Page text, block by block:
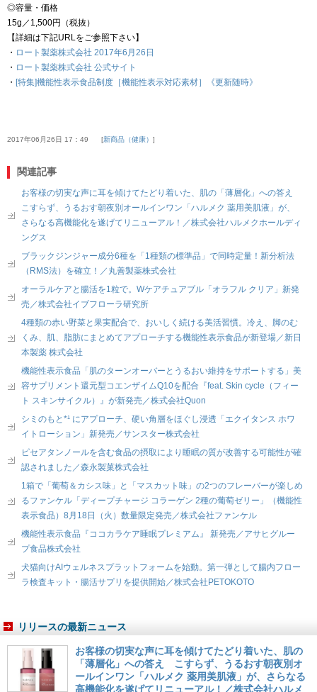
◎容量・価格
15g／1,500円（税抜）
【詳細は下記URLをご参照下さい】
・ ロート製薬株式会社 2017年6月26日
・ ロート製薬株式会社 公式サイト
・ [特集]機能性表示食品制度［機能性表示対応素材］《更新随時》
2017年06月26日 17：49 新商品（健康）
関連記事
お客様の切実な声に耳を傾けてたどり着いた、肌の「薄層化」への答え
こすらず、うるおす朝夜別オールインワン「ハルメク 薬用美肌液」が、
さらなる高機能化を遂げてリニューアル！／株式会社ハルメクホールディ
ングス
ブラックジンジャー成分6種を「1種類の標準品」で同時定量！新分析法
（RMS法）を確立！／丸善製薬株式会社
オーラルケアと腸活を1粒で。Wケアチュアブル「オラフル クリア」新発
売／株式会社イブフローラ研究所
4種類の赤い野菜と果実配合で、おいしく続ける美活習慣。冷え、脚のむ
くみ、肌、脂肪にまとめてアプローチする機能性表示食品が新登場／新日
本製薬 株式会社
機能性表示食品「肌のターンオーバーとうるおい維持をサポートする」美
容サプリメント還元型コエンザイムQ10を配合『feat. Skin cycle（フィー
ト スキンサイクル）』が新発売／株式会社Quon
シミのもと*¹ にアプローチ、硬い角層をほぐし浸透「エクイタンス ホワ
イトローション」新発売／サンスター株式会社
ピセアタンノールを含む食品の摂取により睡眠の質が改善する可能性が確
認されました／森永製菓株式会社
1箱で「葡萄＆カシス味」と「マスカット味」の2つのフレーバーが楽しめ
るファンケル「ディープチャージ コラーゲン 2種の葡萄ゼリー」（機能性
表示食品）8月18日（火）数量限定発売／株式会社ファンケル
機能性表示食品『ココカラケア睡眠プレミアム』 新発売／アサヒグルー
プ食品株式会社
犬猫向けAIウェルネスプラットフォームを始動。第一弾として腸内フロー
ラ検査キット・腸活サプリを提供開始／株式会社PETOKOTO
リリースの最新ニュース
お客様の切実な声に耳を傾けてたどり着いた、肌の
「薄層化」への答え こすらず、うるおす朝夜別オ
ールインワン「ハルメク 薬用美肌液」が、さらなる
高機能化を遂げてリニューアル！／株式会社ハルメ